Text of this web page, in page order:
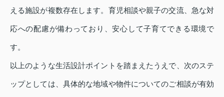
える施設が複数存在します。育児相談や親子の交流、急な対
応への配慮が備わっており、安心して子育てできる環境で
す。
以上のような生活設計ポイントを踏まえたうえで、次のステ
ップとしては、具体的な地域や物件についてのご相談が有効